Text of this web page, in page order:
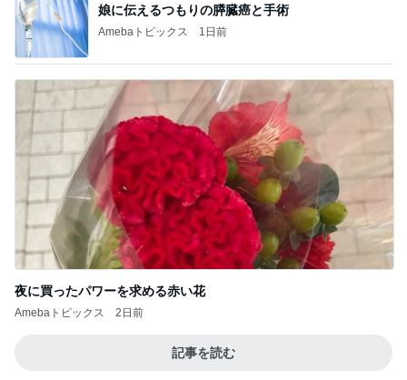
娘に伝えるつもりの膵臓癌と手術
Amebaトピックス 1日前
夜に買ったパワーを求める赤い花
Amebaトピックス 2日前
記事を読む